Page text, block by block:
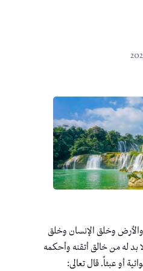
وخلق الإنسان وخلق
بد له من خالق أتقنه وأحكمه
أو عبثاً. قال تعالى: